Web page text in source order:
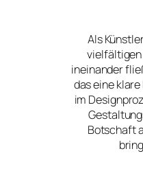
Als
ineinander
das eine
im
Botschaft